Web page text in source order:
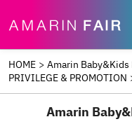
HOME > Amarin
PRIVILEGE & PROMOTION
Amarin